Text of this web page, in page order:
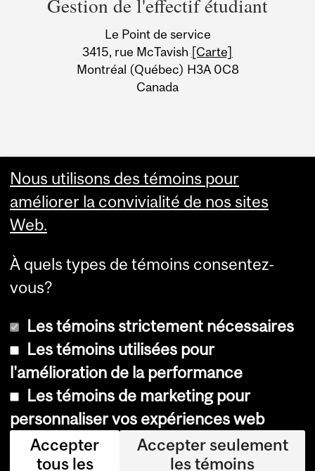
University
Information
Le Point de service
3415, rue McTavish [Carte]
Montréal (Québec) H3A 0C8
Canada
© Université McGill, 2026
Accessibilité
Avis sur les témoins
Paramètres des témoins
Nous utilisons des témoins pour
améliorer la convivialité de nos sites
Web.
À quels types de témoins consentez-
vous?
Les témoins strictement nécessaires
Les témoins utilisées pour
l'amélioration de la performance
Les témoins de marketing pour
personnaliser vos expériences web
Accepter
tous les
Accepter seulement
les témoins